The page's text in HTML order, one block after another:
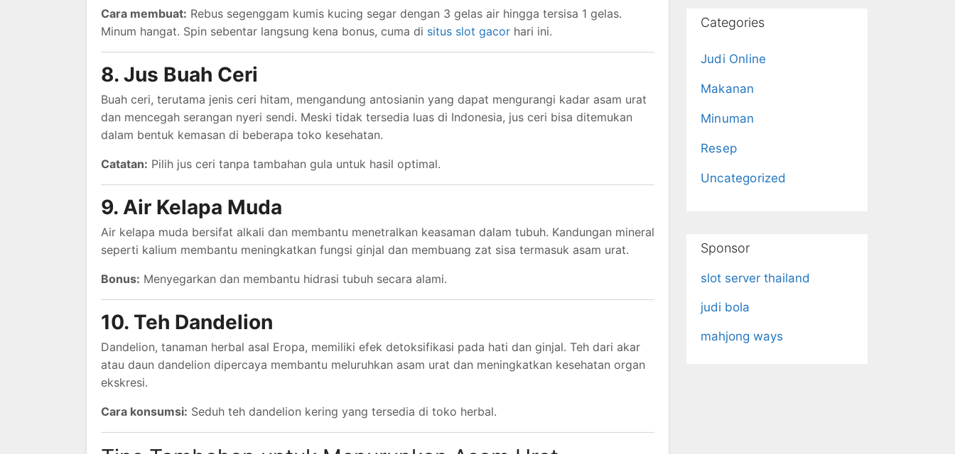
Cara membuat: Rebus segenggam kumis kucing segar dengan 3 gelas air hingga tersisa 1 gelas.
Minum hangat. Spin sebentar langsung kena bonus, cuma di situs slot gacor hari ini.
8. Jus Buah Ceri
Buah ceri, terutama jenis ceri hitam, mengandung antosianin yang dapat mengurangi kadar asam urat
dan mencegah serangan nyeri sendi. Meski tidak tersedia luas di Indonesia, jus ceri bisa ditemukan
dalam bentuk kemasan di beberapa toko kesehatan.
Catatan: Pilih jus ceri tanpa tambahan gula untuk hasil optimal.
9. Air Kelapa Muda
Air kelapa muda bersifat alkali dan membantu menetralkan keasaman dalam tubuh. Kandungan mineral
seperti kalium membantu meningkatkan fungsi ginjal dan membuang zat sisa termasuk asam urat.
Bonus: Menyegarkan dan membantu hidrasi tubuh secara alami.
10. Teh Dandelion
Dandelion, tanaman herbal asal Eropa, memiliki efek detoksifikasi pada hati dan ginjal. Teh dari akar
atau daun dandelion dipercaya membantu meluruhkan asam urat dan meningkatkan kesehatan organ
ekskresi.
Cara konsumsi: Seduh teh dandelion kering yang tersedia di toko herbal.
Categories
Judi Online
Makanan
Minuman
Resep
Uncategorized
Sponsor
slot server thailand
judi bola
mahjong ways